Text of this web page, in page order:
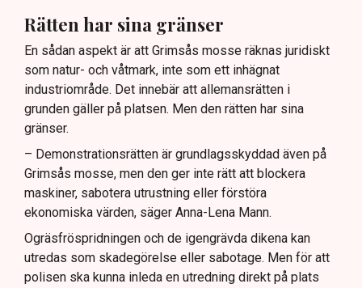
Rätten har sina gränser
En sådan aspekt är att Grimsås mosse räknas juridiskt
som natur- och våtmark, inte som ett inhägnat
industriområde. Det innebär att allemansrätten i
grunden gäller på platsen. Men den rätten har sina
gränser.
– Demonstrationsrätten är grundlagsskyddad även på
Grimsås mosse, men den ger inte rätt att blockera
maskiner, sabotera utrustning eller förstöra
ekonomiska värden, säger Anna-Lena Mann.
Ogräsfröspridningen och de igengrävda dikena kan
utredas som skadegörelse eller sabotage. Men för att
polisen ska kunna inleda en utredning direkt på plats